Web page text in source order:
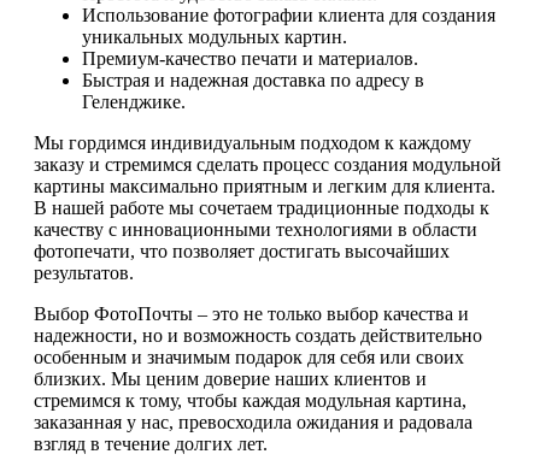
Использование фотографии клиента для создания
уникальных модульных картин.
Премиум-качество печати и материалов.
Быстрая и надежная доставка по адресу в
Геленджике.
Мы гордимся индивидуальным подходом к каждому
заказу и стремимся сделать процесс создания модульной
картины максимально приятным и легким для клиента.
В нашей работе мы сочетаем традиционные подходы к
качеству с инновационными технологиями в области
фотопечати, что позволяет достигать высочайших
результатов.
Выбор ФотоПочты – это не только выбор качества и
надежности, но и возможность создать действительно
особенным и значимым подарок для себя или своих
близких. Мы ценим доверие наших клиентов и
стремимся к тому, чтобы каждая модульная картина,
заказанная у нас, превосходила ожидания и радовала
взгляд в течение долгих лет.